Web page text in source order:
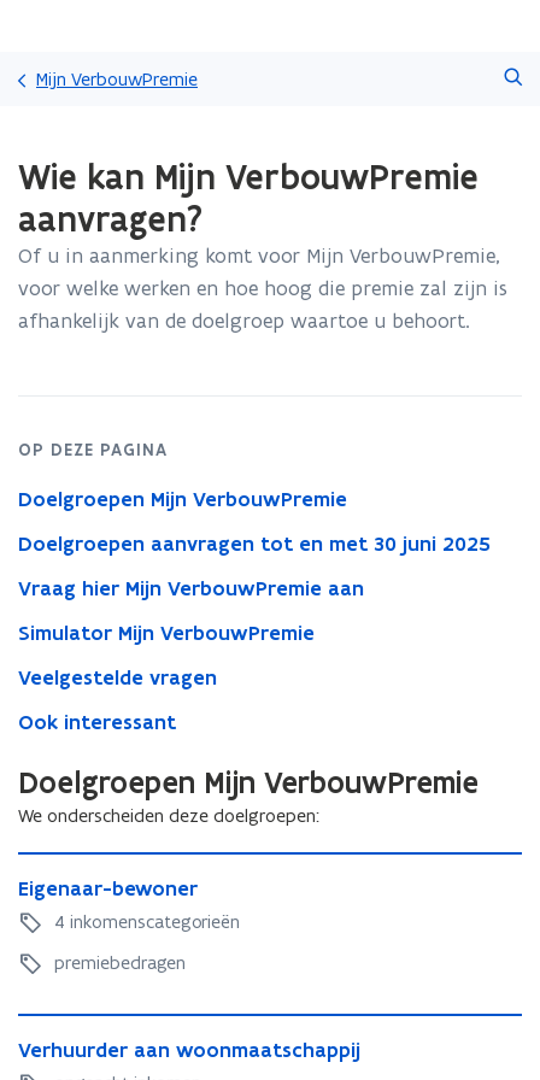
gaan
Mijn VerbouwPremie
met
laden.
bevindt
zich
op:
Wie
Wie kan Mijn VerbouwPremie
aanvragen?
Of u in aanmerking komt voor Mijn VerbouwPremie,
voor welke werken en hoe hoog die premie zal zijn is
afhankelijk van de doelgroep waartoe u behoort.
OP DEZE PAGINA
Doelgroepen Mijn VerbouwPremie
Doelgroepen aanvragen tot en met 30 juni 2025
Vraag hier Mijn VerbouwPremie aan
Simulator Mijn VerbouwPremie
Veelgestelde vragen
Ook interessant
Doelgroepen Mijn VerbouwPremie
We onderscheiden deze doelgroepen:
i
g
n
a
r
Eigenaar-bewoner
E
i
g
e
a
a
r
4 inkomenscategorieën
premiebedragen
e
Verhuurder aan woonmaatschappij
V
e